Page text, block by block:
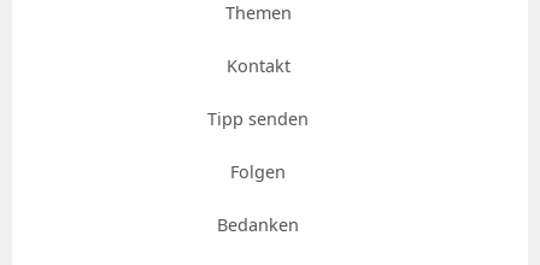
Themen
Kontakt
Tipp senden
Folgen
Bedanken